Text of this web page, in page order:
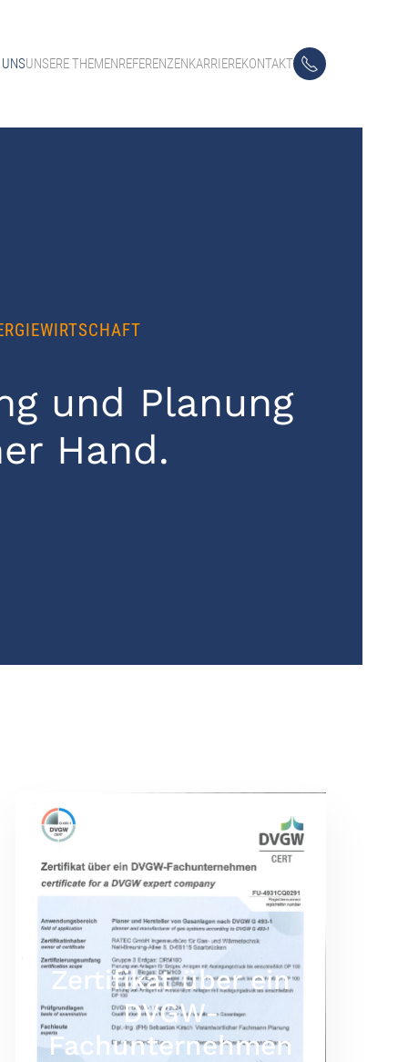
UNSERE THEMENREFERENZENKARRIEREKONTAKT
und Planung
Hand.
Zertifikat über ein
DVGW-
Fachunternehmen